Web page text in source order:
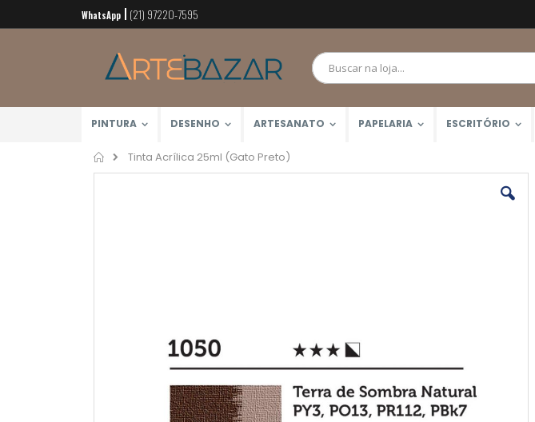
Pular
para
conteúdo
WhatsApp (21) 97220-7595
PINTURA DESENHO ARTESANATO PAPELARIA ESCRITÓRIO
Home
Tinta Acrílica 25ml (Gato Preto)
Pular